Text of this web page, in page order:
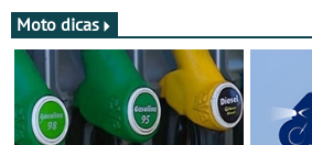
Moto dicas